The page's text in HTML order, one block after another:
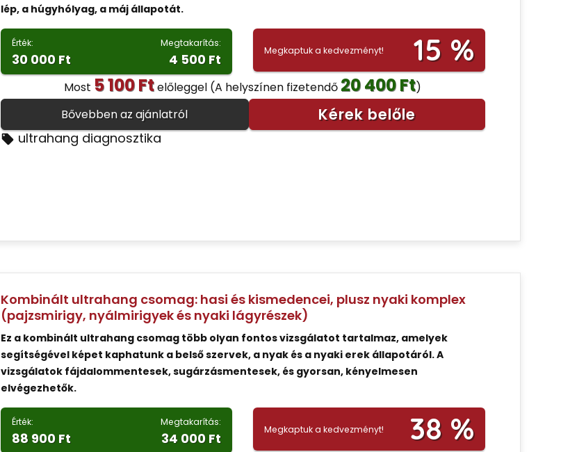
lép, a húgyhólyag, a máj állapotát.
Érték:
30 000 Ft
Megtakarítás:
4 500 Ft
Megkaptuk a kedvezményt! 15 %
Most 5 100 Ftelőleggel (A helyszínen fizetendő 20 400 Ft)
Bővebben az ajánlatról
Kérek belőle
ultrahang diagnosztika
Kombinált ultrahang csomag: hasi és kismedencei, plusz nyaki komplex
(pajzsmirigy, nyálmirigyek és nyaki lágyrészek)
Ez a kombinált ultrahang csomag több olyan fontos vizsgálatot tartalmaz, amelyek
segítségével képet kaphatunk a belső szervek, a nyak és a nyaki erek állapotáról. A
vizsgálatok fájdalommentesek, sugárzásmentesek, és gyorsan, kényelmesen
elvégezhetők.
Érték:
88 900 Ft
Megtakarítás:
34 000 Ft
Megkaptuk a kedvezményt! 38 %